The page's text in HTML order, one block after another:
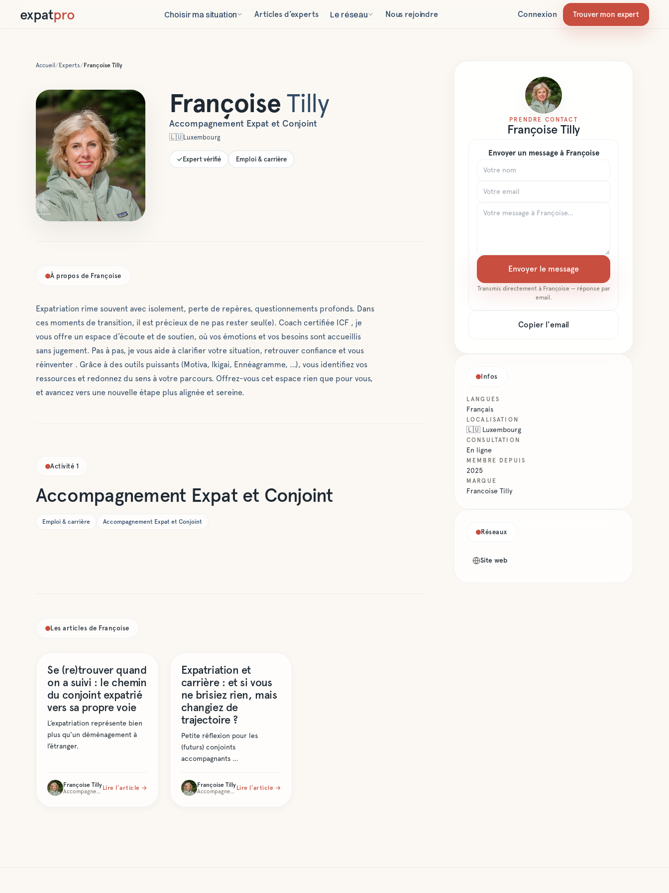
expatpro Choisir ma situation Articles d’experts Le réseau Nous rejoindre Connexion Trouver mon expert
Accueil / Experts/ Françoise Tilly
Françoise Tilly
Accompagnement Expat et Conjoint
🇱🇺Luxembourg
Expert vérifié Emploi & carrière
À propos de Françoise
Expatriation rime souvent avec isolement, perte de repères, questionnements profonds. Dans
ces moments de transition, il est précieux de ne pas rester seul(e). Coach certifiée ICF , je
vous offre un espace d’écoute et de soutien, où vos émotions et vos besoins sont accueillis
sans jugement. Pas à pas, je vous aide à clarifier votre situation, retrouver confiance et vous
réinventer . Grâce à des outils puissants (Motiva, Ikigai, Ennéagramme, …), vous identifiez vos
ressources et redonnez du sens à votre parcours. Offrez-vous cet espace rien que pour vous,
et avancez vers une nouvelle étape plus alignée et sereine.
Activité 1
Accompagnement Expat et Conjoint
Emploi & carrière Accompagnement Expat et Conjoint
Les articles de Françoise
Se (re)trouver quand
on a suivi : le chemin
du conjoint expatrié
vers sa propre voie
L’expatriation représente bien
plus qu’un déménagement à
l’étranger.
Françoise Tilly
Accompagnement Expat et Conjoint Lire l’article →
Expatriation et
carrière : et si vous
ne brisiez rien, mais
changiez de
trajectoire ?
Petite réflexion pour les
(futurs) conjoints
accompagnants …
Françoise Tilly
Accompagnement Expat et Conjoint Lire l’article →
PRENDRE CONTACT
Françoise Tilly
Envoyer un message à Françoise
Envoyer le message
Transmis directement à Françoise — réponse par
email.
Copier l'email
Infos
LANGUES
Français
LOCALISATION
🇱🇺 Luxembourg
CONSULTATION
En ligne
MEMBRE DEPUIS
2025
MARQUE
Francoise Tilly
Réseaux
Site web